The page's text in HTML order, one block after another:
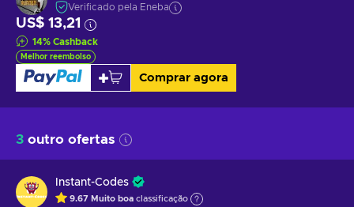
Verificado pela Eneba
US$ 13,21
14% Cashback
Melhor reembolso
Comprar agora
3 outro ofertas
Instant-Codes
9.67 Muito boa classificação